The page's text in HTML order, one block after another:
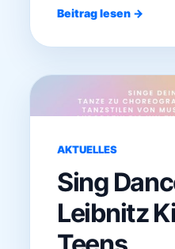
Beitrag lesen →
AKTUELLES
Sing
Leibnitz